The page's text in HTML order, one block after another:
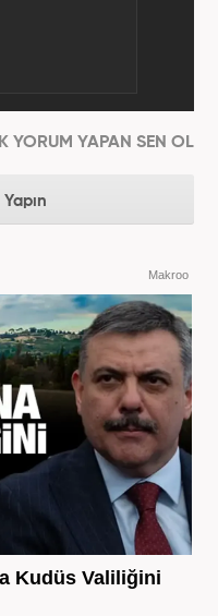
YORUM YAPAN SEN OL
Makroo
Kudüs Valiliğini